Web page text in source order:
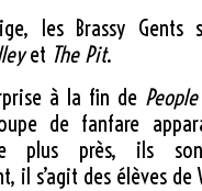
les Brassy
et The Pit.
à la fin de
de fanfare
plus près, ils
il s’agit des élèves de